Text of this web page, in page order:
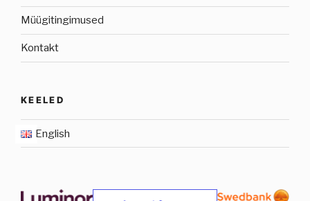
Müügitingimused
Kontakt
KEELED
English